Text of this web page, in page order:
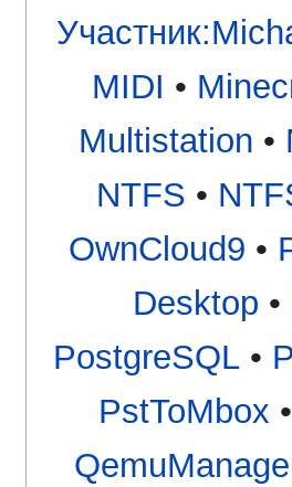
MIDI •
Multistation •
NTFS •
OwnCloud9 •
Desktop •
PostgreSQL•
PstToMbox •